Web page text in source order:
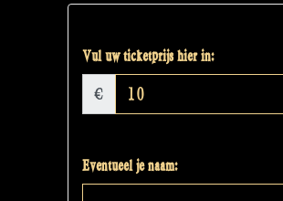
Vul uw ticketprijs hier in:
€
Eventueel je naam: